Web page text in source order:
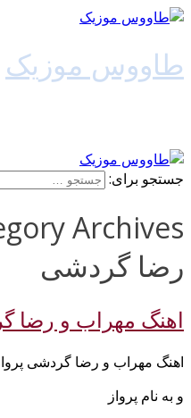
طاووس موزیک
جستجو برای:
رضا گردشی
اهنگ مهراب و رضا
اهنگ مهراب و رضا گردشی
و به نام پرواز